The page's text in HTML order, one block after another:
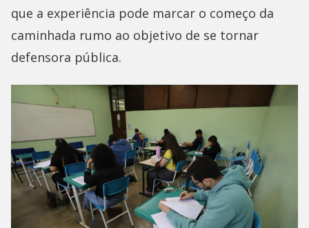
que a experiência pode marcar o começo da
caminhada rumo ao objetivo de se tornar
defensora pública.